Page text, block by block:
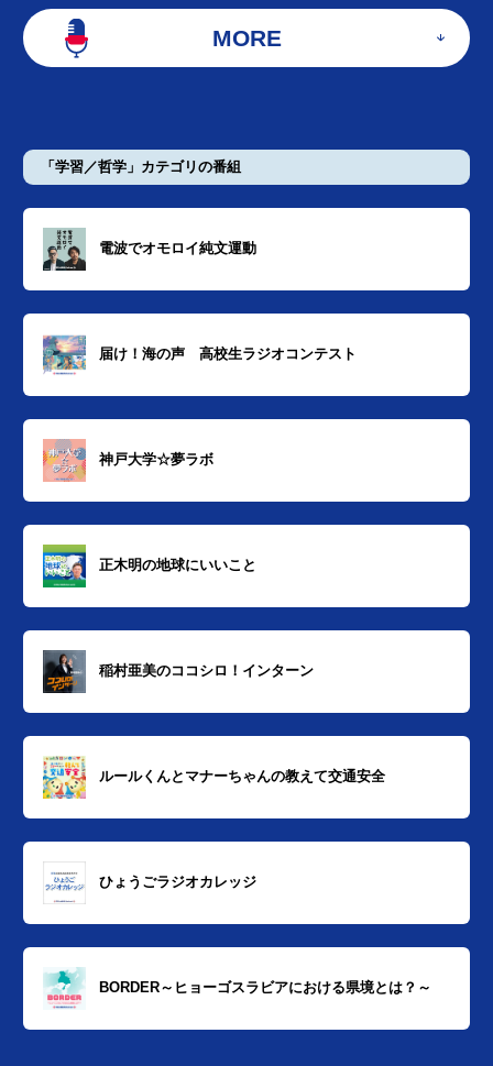
MORE
「学習／哲学」カテゴリの番組
電波でオモロイ純文運動
届け！海の声 高校生ラジオコンテスト
神戸大学☆夢ラボ
正木明の地球にいいこと
稲村亜美のココシロ！インターン
ルールくんとマナーちゃんの教えて交通安全
ひょうごラジオカレッジ
BORDER～ヒョーゴスラビアにおける県境とは？～